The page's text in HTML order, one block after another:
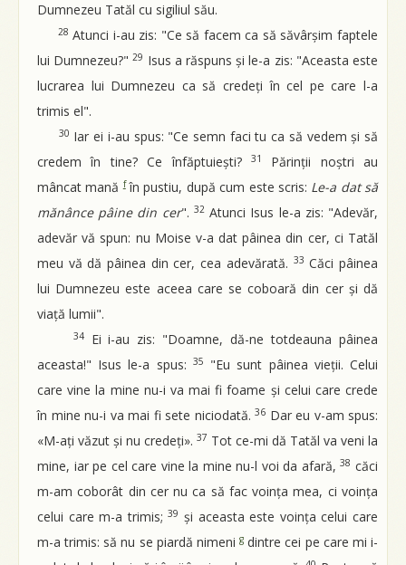
Dumnezeu Tatăl cu sigiliul său.
28 Atunci i-au zis: "Ce să facem ca să săvârșim faptele
lui Dumnezeu?"29 Isus a răspuns și le-a zis: "Aceasta este
lucrarea lui Dumnezeu ca să credeți în cel pe care l-a
trimis el".
30 Iar ei i-au spus: "Ce semn faci tu ca să vedem și să
credem în tine? Ce înfăptuiești?
31
Părinții noștri au
mâncat mană fîn pustiu, după cum este scris: Le-a dat să
mănânce pâine din cer". 32Atunci Isus le-a zis: "Adevăr,
adevăr vă spun: nu Moise v-a dat pâinea din cer, ci Tatăl
meu vă dă pâinea din cer, cea adevărată. 33 Căci pâinea
lui Dumnezeu este aceea care se coboară din cer și dă
viață lumii".
34Ei i-au zis: "Doamne, dă-ne totdeauna pâinea
aceasta!" Isus le-a spus: 35
"Eu sunt pâinea vieții. Celui
care vine la mine nu-i va mai fi foame și celui care crede
în mine nu-i va mai fi sete niciodată. 36 Dar eu v-am spus:
«M-ați văzut și nu credeți». 37 Tot ce-mi dă Tatăl va veni la
mine, iar pe cel care vine la mine nu-l voi da afară,38 căci
m-am coborât din cer nu ca să fac voința mea, ci voința
celui care m-a trimis;39 și aceasta este voința celui care
m-a trimis: să nu se piardă nimeni g dintre cei pe care mi i-